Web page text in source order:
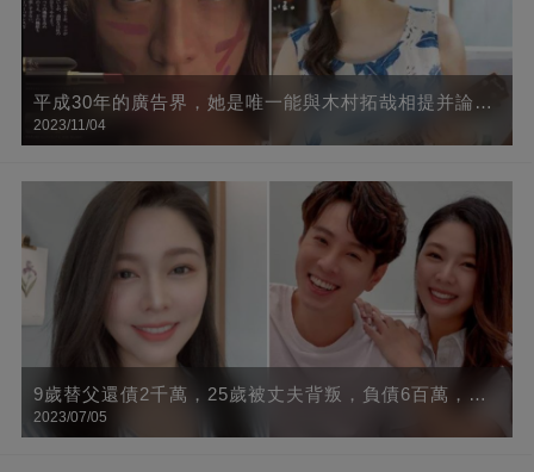
平成30年的廣告界，她是唯一能與木村拓哉相提并論的
人
2023/11/04
9歲替父還債2千萬，25歲被丈夫背叛，負債6百萬，今
終遇良人，網贊：否極泰來
2023/07/05